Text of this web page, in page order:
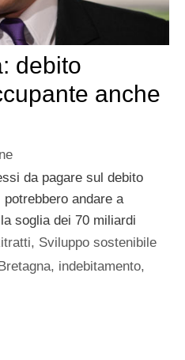
debito
anche
da pagare sul debito
andare a
soglia dei 70 miliardi
, Sviluppo sostenibile
, indebitamento,